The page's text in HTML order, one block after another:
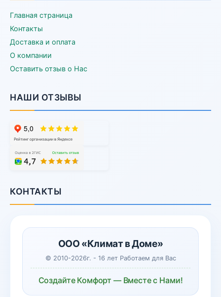
Главная страница
Контакты
Доставка и оплата
О компании
Оставить отзыв о Нас
НАШИ ОТЗЫВЫ
КОНТАКТЫ
ООО «Климат в Доме»
© 2010-2026г. - 16 лет Работаем для Вас
Создайте Комфорт — Вместе с Нами!